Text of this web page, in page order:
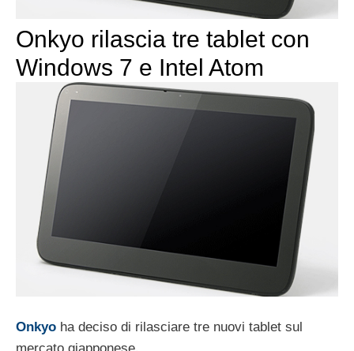
Onkyo rilascia tre tablet con
Windows 7 e Intel Atom
Onkyo ha deciso di rilasciare tre nuovi tablet sul